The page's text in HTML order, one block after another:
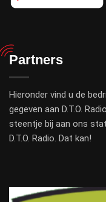
Partners
Hieronder vind u de
gegeven aan D.T.O.
steentje bij aan ons
D.T.O. Radio. Dat kan!